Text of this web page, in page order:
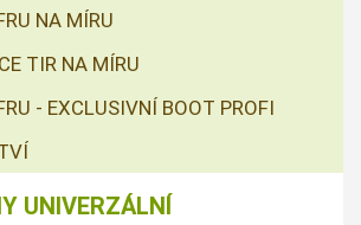
NA MÍRU
TIR NA MÍRU
- EXCLUSIVNÍ BOOT PROFI
UNIVERZÁLNÍ